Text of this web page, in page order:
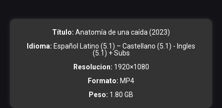
Título: Anatomía de una caída (2023)
Idioma: Español Latino (5.1) – Castellano (5.1) - Ingles
(5.1) + Subs
Resolucion: 1920×1080
Formato: MP4
Peso: 1.80 GB